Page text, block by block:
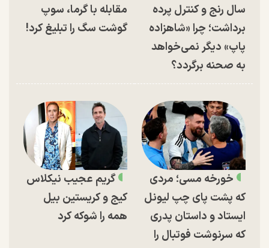
سال رنج و کنترل پرده
برداشت؛ چرا «شاهزاده
پاپ» دیگر نمی‌خواهد
به صحنه برگردد؟
مقابله با گرما، سوپ
گوشت سگ را تبلیغ کرد!
خورخه مسی؛ مردی
که پشت پای چپ لیونل
ایستاد و داستان پدری
که سرنوشت فوتبال را
گریم عجیب نیکلاس
کیج و کریستین بیل
همه را شوکه کرد